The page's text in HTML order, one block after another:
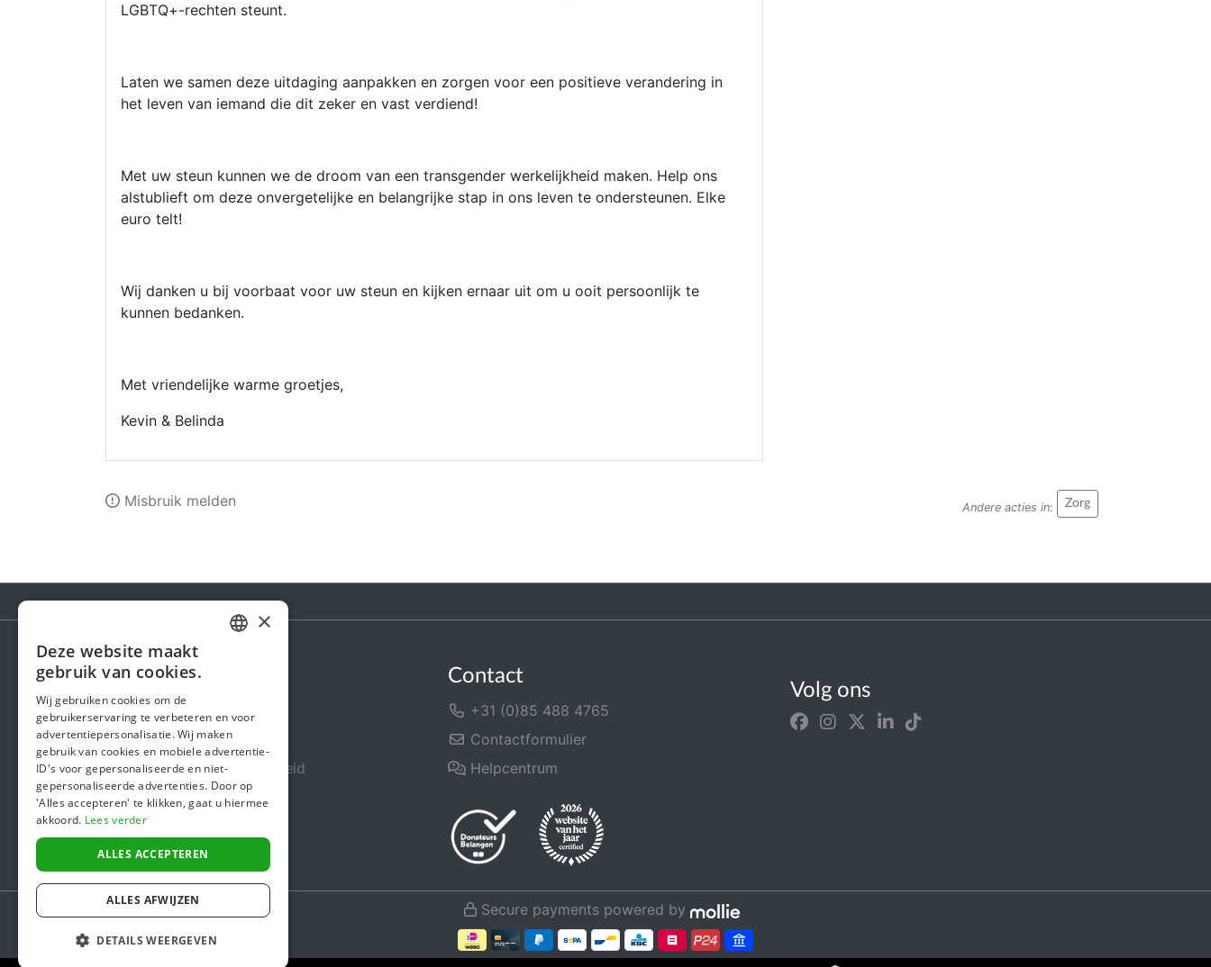
LGBTQ+-rechten steunt.
Laten we samen deze uitdaging aanpakken en zorgen voor een positieve verandering in
het leven van iemand die dit zeker en vast verdiend!
Met uw steun kunnen we de droom van een transgender werkelijkheid maken. Help ons
alstublieft om deze onvergetelijke en belangrijke stap in ons leven te ondersteunen. Elke
euro telt!
Wij danken u bij voorbaat voor uw steun en kijken ernaar uit om u ooit persoonlijk te
kunnen bedanken.
Met vriendelijke warme groetjes,
Kevin & Belinda
Andere acties in: Zorg
Misbruik melden
Steunactie
Over ons
In de media
Veiligheid & Betrouwbaarheid
Algemene voorwaarden
Privacybeleid
Cookiebeleid
Contact
+31 (0)85 488 4765
Contactformulier
Helpcentrum
Volg ons
Secure payments powered by
ENGLISH
×
Deze website maakt
gebruik van cookies.
Wij gebruiken cookies om de
gebruikerservaring te verbeteren en voor
advertentiepersonalisatie. Wij maken
gebruik van cookies en mobiele advertentie-
ID's voor gepersonaliseerde en niet-
gepersonaliseerde advertenties. Door op
'Alles accepteren' te klikken, gaat u hiermee
akkoord. Lees verder
ALLES ACCEPTEREN
ALLES AFWIJZEN
DETAILS WEERGEVEN